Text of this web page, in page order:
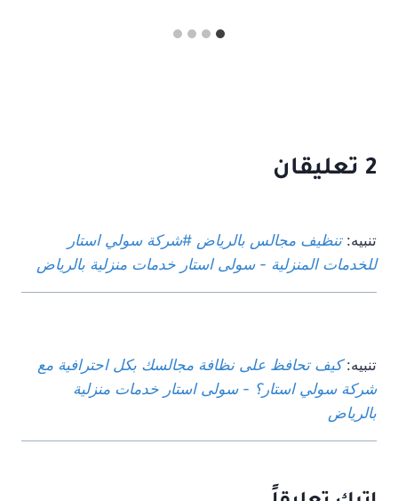
2 تعليقان
تنبيه:تنظيف مجالس بالرياض #شركة سولي استار
للخدمات المنزلية - سولى استار خدمات منزلية بالرياض
تنبيه:كيف تحافظ على نظافة مجالسك بكل احترافية مع
شركة سولي استار؟ - سولى استار خدمات منزلية
بالرياض